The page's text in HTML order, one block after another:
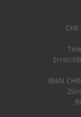
IBAN